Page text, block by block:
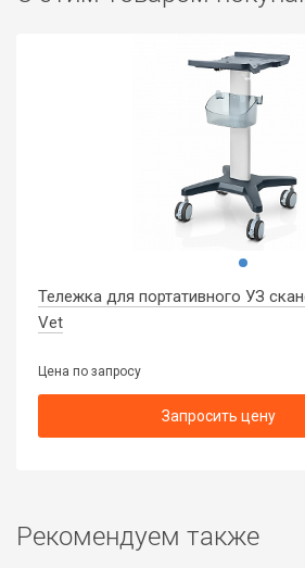
Тележка для портативного УЗ
Vet
Цена по запросу
Запросить цену
Рекомендуем также